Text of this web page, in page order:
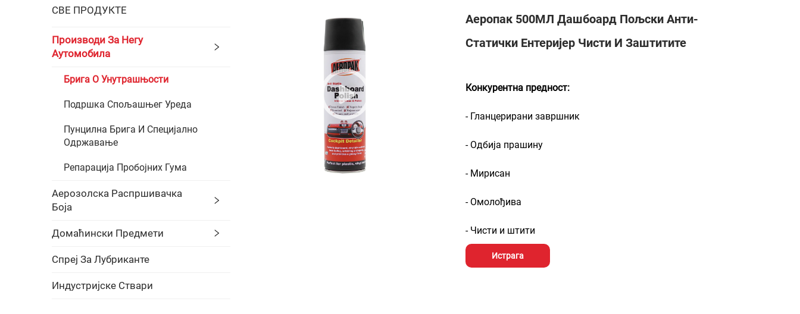
СВЕ ПРОДУКТЕ
Производи За Негу
Аутомобила
Брига О Унутрашњости
Подршка Спољашњег Уреда
Пунцилна Брига И Специјално
Одржавање
Репарација Пробојних Гума
Аерозолска Распршивачка
Боја
Домаћински Предмети
Спреј За Лубриканте
Индустријске Ствари
Аеропак 500МЛ Дашбоард Пољски Анти-
Статички Ентеријер Чисти И Заштитите
Конкурентна предност:
- Гланцерирани завршник
- Одбија прашину
- Мирисан
- Омолођива
- Чисти и штити
Истрага